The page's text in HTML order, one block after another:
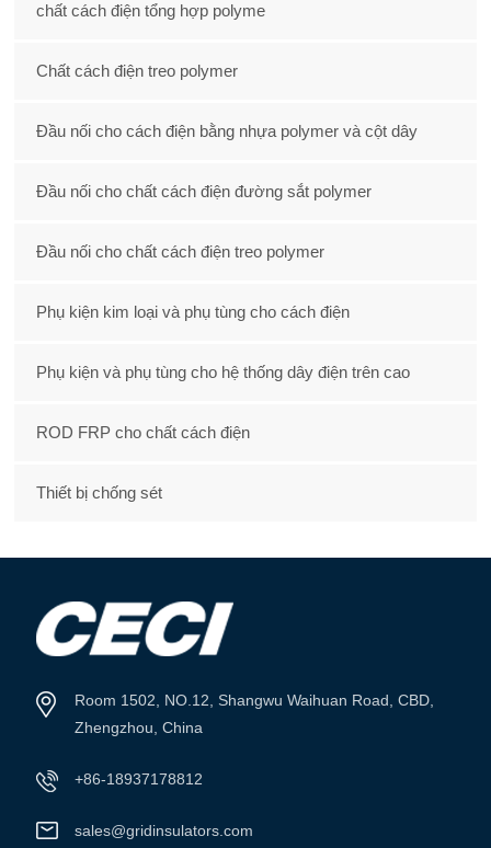
chất cách điện tổng hợp polyme
Chất cách điện treo polymer
Đầu nối cho cách điện bằng nhựa polymer và cột dây
Đầu nối cho chất cách điện đường sắt polymer
Đầu nối cho chất cách điện treo polymer
Phụ kiện kim loại và phụ tùng cho cách điện
Phụ kiện và phụ tùng cho hệ thống dây điện trên cao
ROD FRP cho chất cách điện
Thiết bị chống sét
Room 1502, NO.12, Shangwu Waihuan Road, CBD,
Zhengzhou, China
+86-18937178812
sales@gridinsulators.com